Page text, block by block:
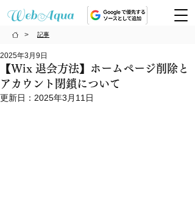
> 記事
【Wix 退会方法】ホームページ削除と
アカウント閉鎖について
2025年3月9日
更新日： 2025年3月11日